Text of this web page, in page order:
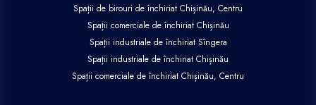
Proprietăți speciale de vânzare Chișinău, Ciocana
Hoteluri / Pensiuni de vânzare Chișinău
Hoteluri / Pensiuni de vânzare Chișinău, Buiucani
Hoteluri / Pensiuni de vânzare Mereni
Proprietăți speciale de vânzare Criuleni